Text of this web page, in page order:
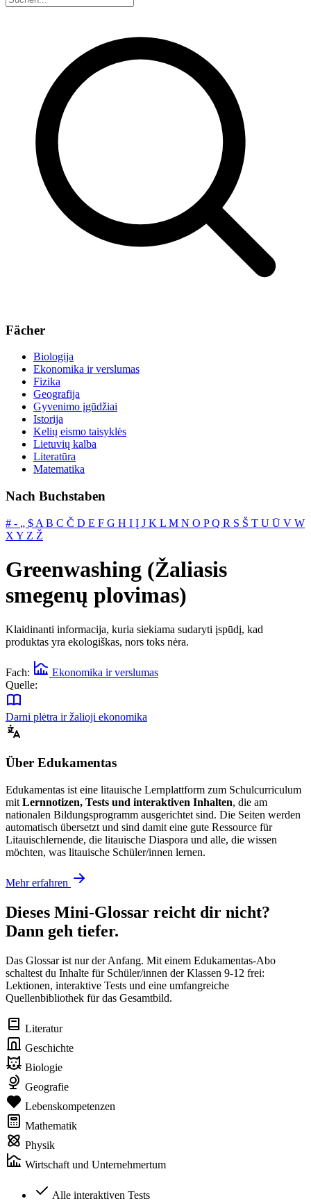
Fächer
Biologija
Ekonomika ir verslumas
Fizika
Geografija
Gyvenimo įgūdžiai
Istorija
Kelių eismo taisyklės
Lietuvių kalba
Literatūra
Matematika
Nach Buchstaben
# ‐ „ $ A B C Č D E F G H I Į J K L M N O PQ R S Š T U Ū V W
X Y Z Ž
Greenwashing (Žaliasis
smegenų plovimas)
Klaidinanti informacija, kuria siekiama sudaryti įspūdį, kad
produktas yra ekologiškas, nors toks nėra.
Fach:
Ekonomika ir verslumas
Quelle:
Darni plėtra ir žalioji ekonomika
Über Edukamentas
Edukamentas ist eine litauische Lernplattform zum Schulcurriculum
mit Lernnotizen, Tests und interaktiven Inhalten, die am
nationalen Bildungsprogramm ausgerichtet sind. Die Seiten werden
automatisch übersetzt und sind damit eine gute Ressource für
Litauischlernende, die litauische Diaspora und alle, die wissen
möchten, was litauische Schüler/innen lernen.
Mehr erfahren
Dieses Mini-Glossar reicht dir nicht?
Dann geh tiefer.
Das Glossar ist nur der Anfang. Mit einem Edukamentas-Abo
schaltest du Inhalte für Schüler/innen der Klassen 9-12 frei:
Lektionen, interaktive Tests und eine umfangreiche
Quellenbibliothek für das Gesamtbild.
Literatur
Geschichte
Biologie
Geografie
Lebenskompetenzen
Mathematik
Physik
Wirtschaft und Unternehmertum
Alle interaktiven Tests